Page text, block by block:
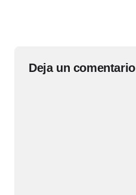
Deja un comentario